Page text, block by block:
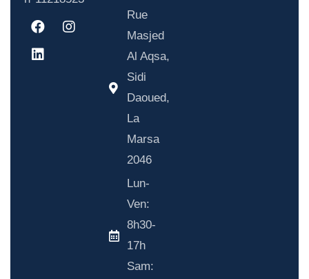
Rue
Masjed
Al Aqsa,
Sidi
Daoued,
La
Marsa
2046
Lun-
Ven:
8h30-
17h
Sam: